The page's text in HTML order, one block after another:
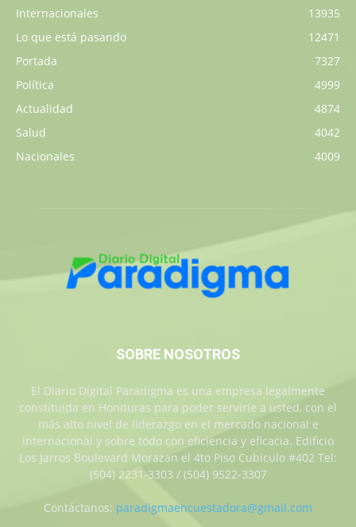
Internacionales
13935
Lo que está pasando
12471
Portada
7327
Política
4999
Actualidad
4874
Salud
4042
Nacionales
4009
SOBRE NOSOTROS
El Diario Digital Paradigma es una empresa legalmente
constituida en Honduras para poder servirle a usted, con el
más alto nivel de liderazgo en el mercado nacional e
internacional y sobre todo con eficiencia y eficacia. Edificio
Los Jarros Boulevard Morazan el 4to Piso Cubiculo #402 Tel:
(504) 2231-3303 / (504) 9522-3307
Contáctanos: paradigmaencuestadora@gmail.com